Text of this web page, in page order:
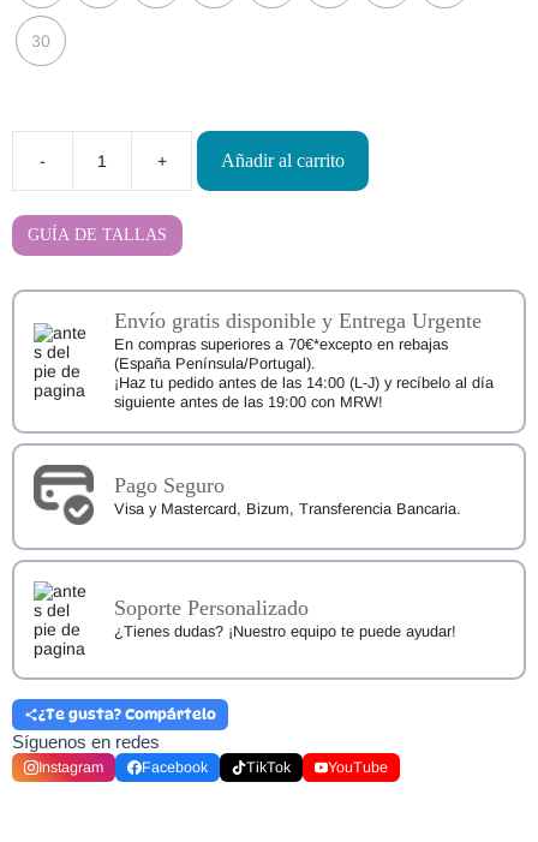
30
-
Calzado
Barefoot
+ Añadir al carrito
GUÍA DE TALLAS
Envío gratis disponible y Entrega Urgente
En compras superiores a 70€*excepto en rebajas
(España Península/Portugal).
¡Haz tu pedido antes de las 14:00 (L-J) y recíbelo al día
siguiente antes de las 19:00 con MRW!
Pago Seguro
Visa y Mastercard, Bizum, Transferencia Bancaria.
Soporte Personalizado
¿Tienes dudas? ¡Nuestro equipo te puede ayudar!
¿Te gusta? Compártelo
Síguenos en redes
Instagram Facebook TikTok YouTube